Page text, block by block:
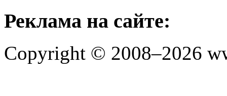
Реклама на сайте:
Copyright © 2008–2026